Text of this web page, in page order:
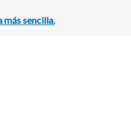
más sencilla.